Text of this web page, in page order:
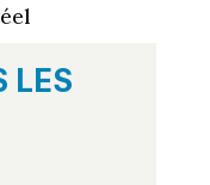
LES